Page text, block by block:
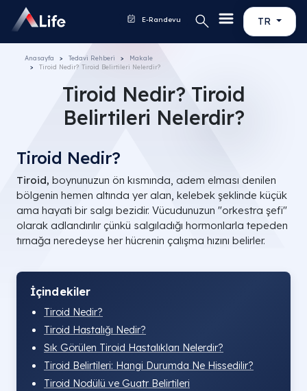
TR
E-Randevu
Anasayfa Tedavi Rehberi
Makale
Tiroid Nedir? Tiroid Belirtileri Nelerdir?
Tiroid Nedir? Tiroid
Belirtileri Nelerdir?
Tiroid Nedir?
Tiroid, boynunuzun ön kısmında, adem elması denilen
bölgenin hemen altında yer alan, kelebek şeklinde küçük
ama hayati bir salgı bezidir. Vücudunuzun "orkestra şefi"
olarak adlandırılır çünkü salgıladığı hormonlarla tepeden
tırnağa neredeyse her hücrenin çalışma hızını belirler.
İçindekiler
Tiroid Nedir?
Tiroid Hastalığı Nedir?
Sık Görülen Tiroid Hastalıkları Nelerdir?
Tiroid Belirtileri: Hangi Durumda Ne Hissedilir?
Tiroid Nodülü ve Guatr Belirtileri